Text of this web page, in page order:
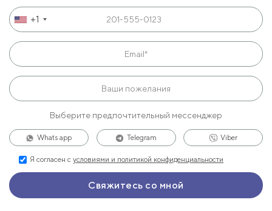
+1
Выберите предпочтительный мессенджер
Whats app Telegram Viber
Я согласен с условиями и политикой конфиденциальности